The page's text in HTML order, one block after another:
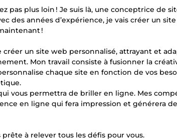
pas plus loin ! Je suis là, une conceptrice de
des années d’expérience, je vais créer un
!
un site web personnalisé, attrayant et
Mon travail consiste à fusionner la
chaque site en fonction de vos
vous permettra de briller en ligne. Mes
en ligne qui fera impression et générera
à relever tous les défis pour vous.